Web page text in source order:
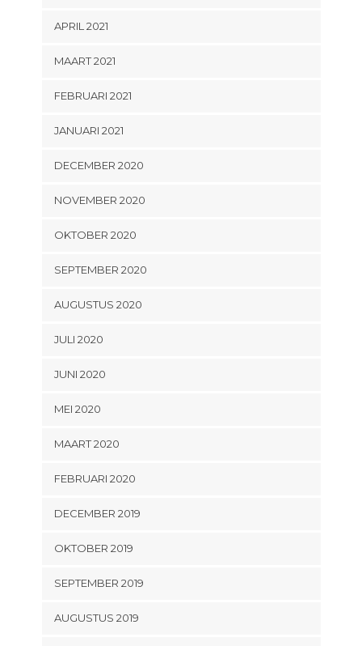
APRIL 2021
MAART 2021
FEBRUARI 2021
JANUARI 2021
DECEMBER 2020
NOVEMBER 2020
OKTOBER 2020
SEPTEMBER 2020
AUGUSTUS 2020
JULI 2020
JUNI 2020
MEI 2020
MAART 2020
FEBRUARI 2020
DECEMBER 2019
OKTOBER 2019
SEPTEMBER 2019
AUGUSTUS 2019